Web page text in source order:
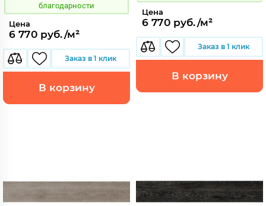
благодарности
Цена
6 770 руб./м²
Заказ в 1 клик
В корзину
Цена
6 770 руб./м²
Заказ в 1 клик
В корзину